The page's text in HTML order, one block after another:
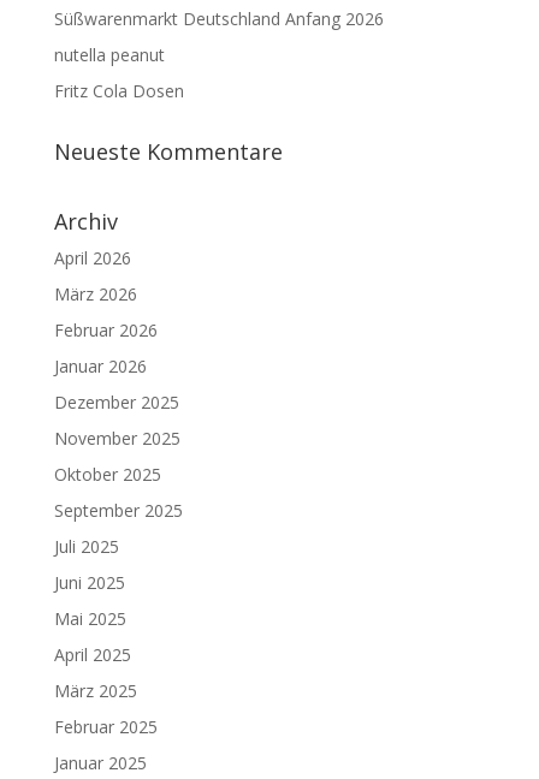
Süßwarenmarkt Deutschland Anfang 2026
nutella peanut
Fritz Cola Dosen
Neueste Kommentare
Archiv
April 2026
März 2026
Februar 2026
Januar 2026
Dezember 2025
November 2025
Oktober 2025
September 2025
Juli 2025
Juni 2025
Mai 2025
April 2025
März 2025
Februar 2025
Januar 2025